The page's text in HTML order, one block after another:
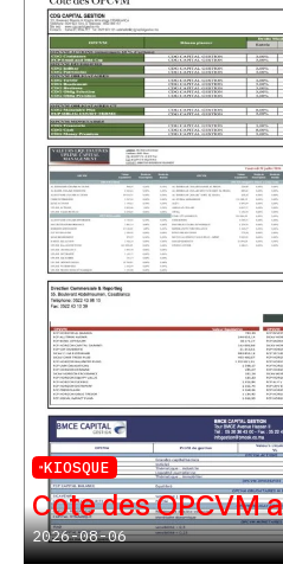
KIOSQUE
Cote des OPCVM
2026-08-06